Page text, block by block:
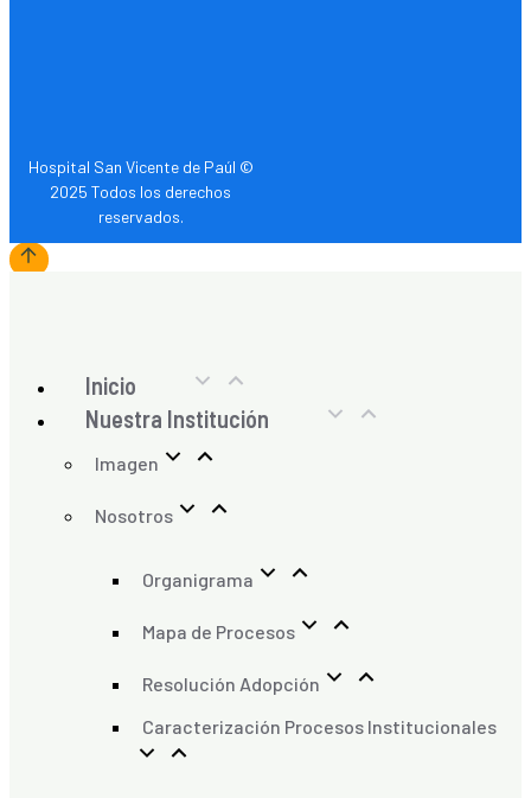
Hospital San Vicente de Paúl ©
2025 Todos los derechos
reservados.
Inicio
Nuestra Institución
Imagen
Nosotros
Organigrama
Mapa de Procesos
Resolución Adopción
Caracterización Procesos Institucionales